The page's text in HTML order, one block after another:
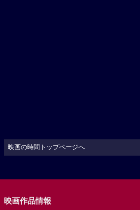
映画の時間トップページへ
映画作品情報